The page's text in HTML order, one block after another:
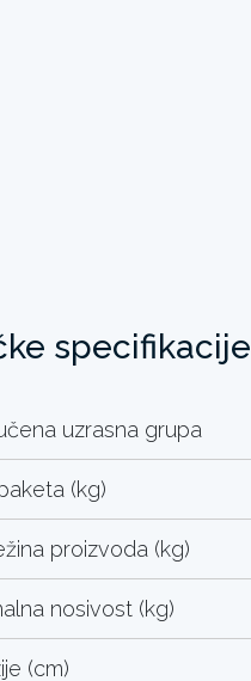
specifikacije
uzrasna grupa
(kg)
proizvoda (kg)
nosivost (kg)
(cm)